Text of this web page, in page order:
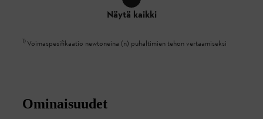
Näytä kaikki
1) Voimaspesifikaatio newtoneina (n) puhaltimien tehon vertaamiseksi
Ominaisuudet